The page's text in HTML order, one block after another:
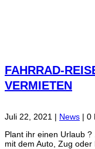
FAHRRAD-
VERMIETEN
Juli 22, 2021 | News | 0
Plant ihr einen Urlaub
mit dem Auto, Zug oder